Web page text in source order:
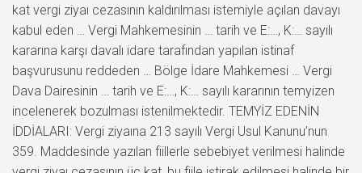
kat vergi ziyaı cezasının kaldırılması istemiyle açılan davayı
kabul eden … Vergi Mahkemesinin … tarih ve E:…, K:… sayılı
kararına karşı davalı idare tarafından yapılan istinaf
başvurusunu reddeden … Bölge İdare Mahkemesi … Vergi
Dava Dairesinin … tarih ve E:…, K:… sayılı kararının temyizen
incelenerek bozulması istenilmektedir. TEMYİZ EDENİN
İDDİALARI: Vergi ziyaına 213 sayılı Vergi Usul Kanunu’nun
359. Maddesinde yazılan fiillerle sebebiyet verilmesi halinde